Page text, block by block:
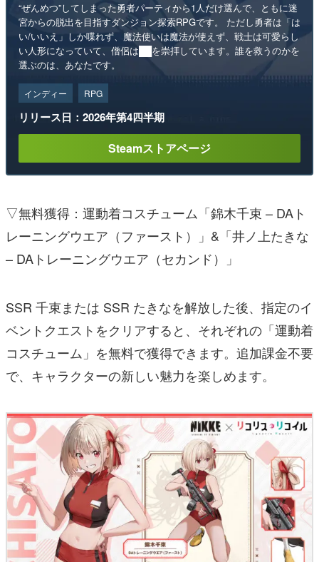
“ぜんめつ”してしまった勇者パーティから1人だけ選んで、ともに迷
宮からの脱出を目指すダンジョン探索RPGです。 ただし勇者は「は
い/いいえ」しか喋れず、魔法使いは魔法が使えず、戦士は可愛らし
い人形になっていて、僧侶は██を崇拝しています。誰を救うのかを
選ぶのは、あなたです。
インディー RPG
リリース日：2026年第4四半期
Steamストアページ
▽無料獲得：運動着コスチューム「錦木千束 – DAト
レーニングウエア（ファースト）」&「井ノ上たきな
– DAトレーニングウエア（セカンド）」
SSR 千束または SSR たきなを解放した後、指定のイ
ベントクエストをクリアすると、それぞれの「運動着
コスチューム」を無料で獲得できます。追加課金不要
で、キャラクターの新しい魅力を楽しめます。